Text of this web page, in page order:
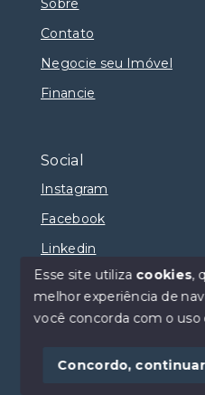
Olá! Estamos
Contato
Negocie seu Imóvel
Financie
Social
Instagram
Facebook
Linkedin
© Copyright 2026 - Selma
SITE PARA IMOBILIARIA
Esse site utiliza cookies,
melhor experiência de
você concorda com o uso
Concordo, continuar